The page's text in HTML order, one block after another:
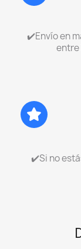
✔️Envío en
entre
✔️Si no